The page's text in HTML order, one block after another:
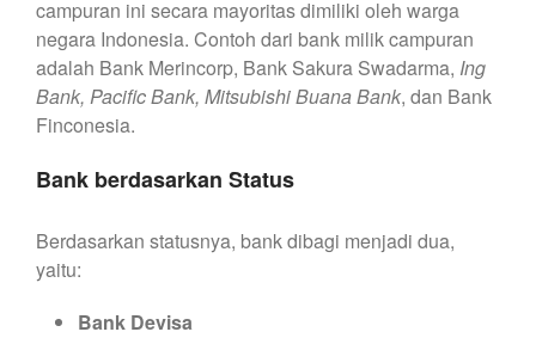
campuran ini secara mayoritas dimiliki oleh warga
negara Indonesia. Contoh dari bank milik campuran
adalah Bank Merincorp, Bank Sakura Swadarma, Ing
Bank, Pacific Bank, Mitsubishi Buana Bank, dan Bank
Finconesia.
Bank berdasarkan Status
Berdasarkan statusnya, bank dibagi menjadi dua,
yaitu:
Bank Devisa